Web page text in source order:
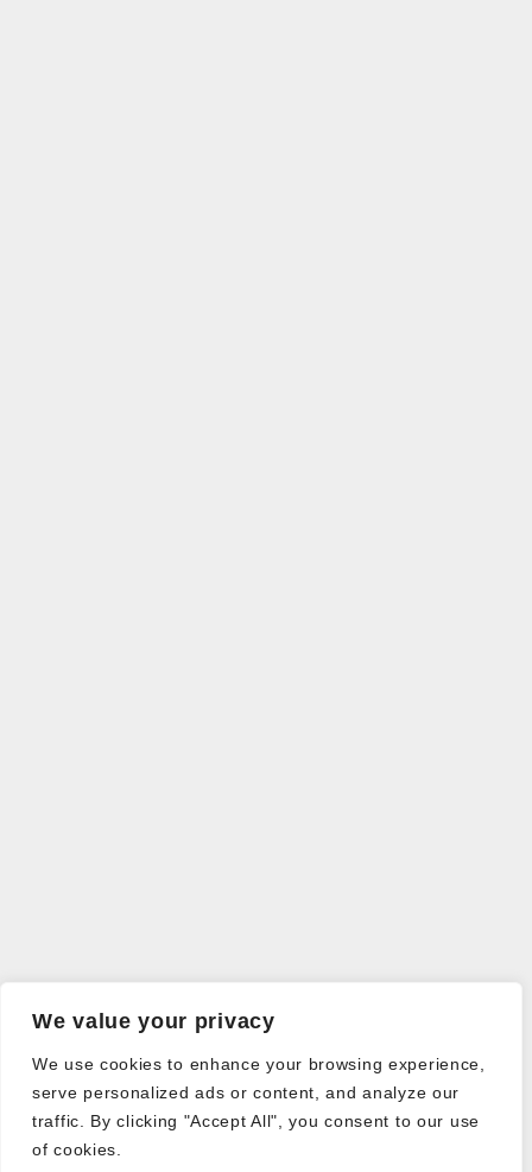
We value your privacy
We use cookies to enhance your browsing experience,
serve personalized ads or content, and analyze our
traffic. By clicking "Accept All", you consent to our use
of cookies.